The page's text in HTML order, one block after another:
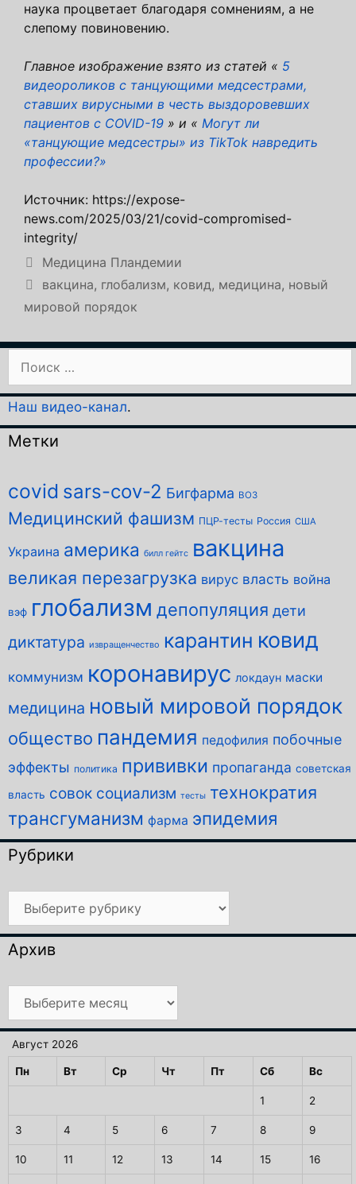
наука процветает благодаря сомнениям, а не
слепому повиновению.
Главное изображение взято из статей « 5
видеороликов с танцующими медсестрами,
ставших вирусными в честь выздоровевших
пациентов с COVID-19 » и « Могут ли
«танцующие медсестры» из TikTok навредить
профессии?»
Источник: https://expose-
news.com/2025/03/21/covid-compromised-
integrity/
Рубрики
Медицина Пландемии
Метки
вакцина, глобализм, ковид, медицина, новый
мировой порядок
Наш видео-канал.
Метки
covid sars-cov-2 Бигфарма ВОЗ
Медицинский фашизм ПЦР-тесты Россия США
Украина америка билл гейтс вакцина
великая перезагрузка вирус власть война
вэф глобализм депопуляция дети
диктатура извращенчество карантин ковид
коммунизм коронавирус локдаун маски
медицина новый мировой порядок
общество пандемия педофилия побочные
эффекты политика прививки пропаганда советская
власть совок социализм тесты технократия
трансгуманизм фарма эпидемия
Рубрики
Архив
Август 2026
Пн Вт Ср Чт Пт Сб Вс
1 2
3 4 5 6 7 8 9
10 11 12 13 14 15 16